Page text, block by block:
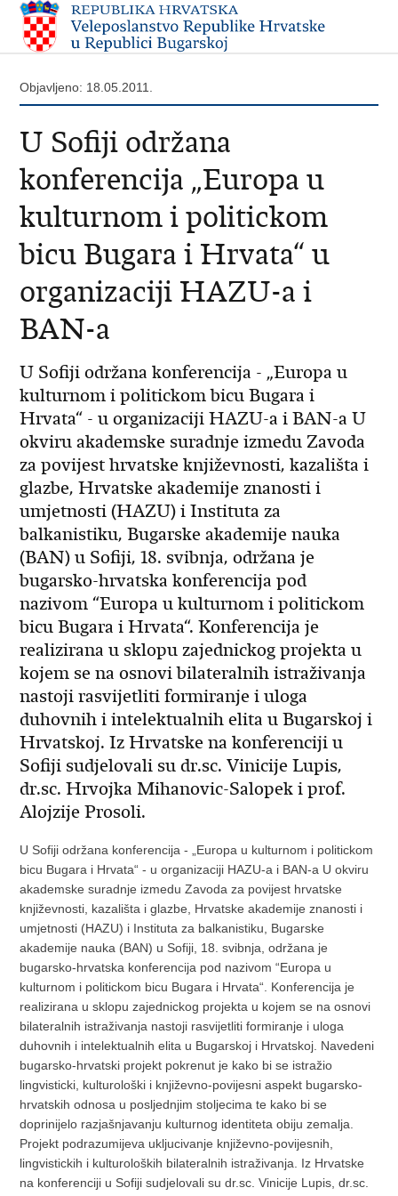
Objavljeno: 18.05.2011.
U Sofiji održana
konferencija „Europa u
kulturnom i politickom
bicu Bugara i Hrvata“ u
organizaciji HAZU-a i
BAN-a
U Sofiji održana konferencija - „Europa u
kulturnom i politickom bicu Bugara i
Hrvata“ - u organizaciji HAZU-a i BAN-a U
okviru akademske suradnje izmedu Zavoda
za povijest hrvatske književnosti, kazališta i
glazbe, Hrvatske akademije znanosti i
umjetnosti (HAZU) i Instituta za
balkanistiku, Bugarske akademije nauka
(BAN) u Sofiji, 18. svibnja, održana je
bugarsko-hrvatska konferencija pod
nazivom “Europa u kulturnom i politickom
bicu Bugara i Hrvata“. Konferencija je
realizirana u sklopu zajednickog projekta u
kojem se na osnovi bilateralnih istraživanja
nastoji rasvijetliti formiranje i uloga
duhovnih i intelektualnih elita u Bugarskoj i
Hrvatskoj. Iz Hrvatske na konferenciji u
Sofiji sudjelovali su dr.sc. Vinicije Lupis,
dr.sc. Hrvojka Mihanovic-Salopek i prof.
Alojzije Prosoli.
U Sofiji održana konferencija - „Europa u kulturnom i politickom
bicu Bugara i Hrvata“ - u organizaciji HAZU-a i BAN-a U okviru
akademske suradnje izmedu Zavoda za povijest hrvatske
književnosti, kazališta i glazbe, Hrvatske akademije znanosti i
umjetnosti (HAZU) i Instituta za balkanistiku, Bugarske
akademije nauka (BAN) u Sofiji, 18. svibnja, održana je
bugarsko-hrvatska konferencija pod nazivom “Europa u
kulturnom i politickom bicu Bugara i Hrvata“. Konferencija je
realizirana u sklopu zajednickog projekta u kojem se na osnovi
bilateralnih istraživanja nastoji rasvijetliti formiranje i uloga
duhovnih i intelektualnih elita u Bugarskoj i Hrvatskoj. Navedeni
bugarsko-hrvatski projekt pokrenut je kako bi se istražio
lingvisticki, kulturološki i književno-povijesni aspekt bugarsko-
hrvatskih odnosa u posljednjim stoljecima te kako bi se
doprinijelo razjašnjavanju kulturnog identiteta obiju zemalja.
Projekt podrazumijeva ukljucivanje književno-povijesnih,
lingvistickih i kulturoloških bilateralnih istraživanja. Iz Hrvatske
na konferenciji u Sofiji sudjelovali su dr.sc. Vinicije Lupis, dr.sc.